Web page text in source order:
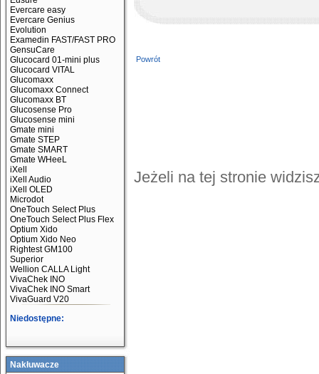
Evercare easy
Evercare Genius
Evolution
Examedin FAST/FAST PRO
GensuCare
Glucocard 01-mini plus
Glucocard VITAL
Glucomaxx
Glucomaxx Connect
Glucomaxx BT
Glucosense Pro
Glucosense mini
Gmate mini
Gmate STEP
Gmate SMART
Gmate WHeeL
iXell
iXell Audio
iXell OLED
Microdot
OneTouch Select Plus
OneTouch Select Plus Flex
Optium Xido
Optium Xido Neo
Rightest GM100
Superior
Wellion CALLA Light
VivaChek INO
VivaChek INO Smart
VivaGuard V20
Niedostępne:
Nakłuwacze
Powrót
Jeżeli na tej stronie